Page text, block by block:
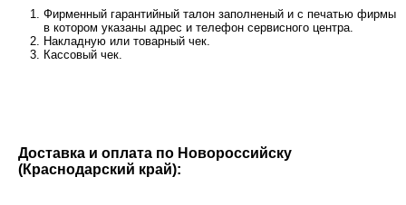
Фирменный гарантийный талон заполненый и с печатью фирмы
в котором указаны адрес и телефон сервисного центра.
Накладную или товарный чек.
Кассовый чек.
Доставка и оплата по Новороссийску
(Краснодарский край):